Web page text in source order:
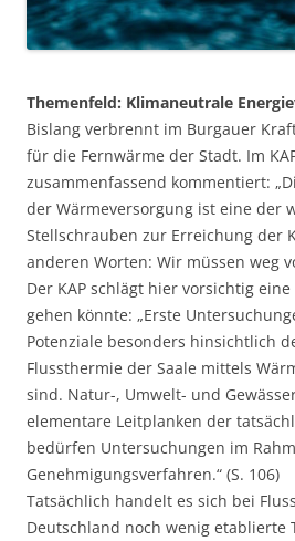
Themenfeld: Klimaneutrale
Bislang verbrennt im Burgauer
für die Fernwärme der Stadt. Im
zusammenfassend kommentiert:
der Wärmeversorgung ist eine der
Stellschrauben zur Erreichung der
anderen Worten: Wir müssen weg
Der KAP schlägt hier vorsichtig
gehen könnte: „Erste
Potenziale besonders hinsichtlich
Flussthermie der Saale mittels
sind. Natur-, Umwelt- und
elementare Leitplanken der
bedürfen Untersuchungen im
Genehmigungsverfahren.“ (S. 106)
Tatsächlich handelt es sich bei
Deutschland noch wenig etablierte